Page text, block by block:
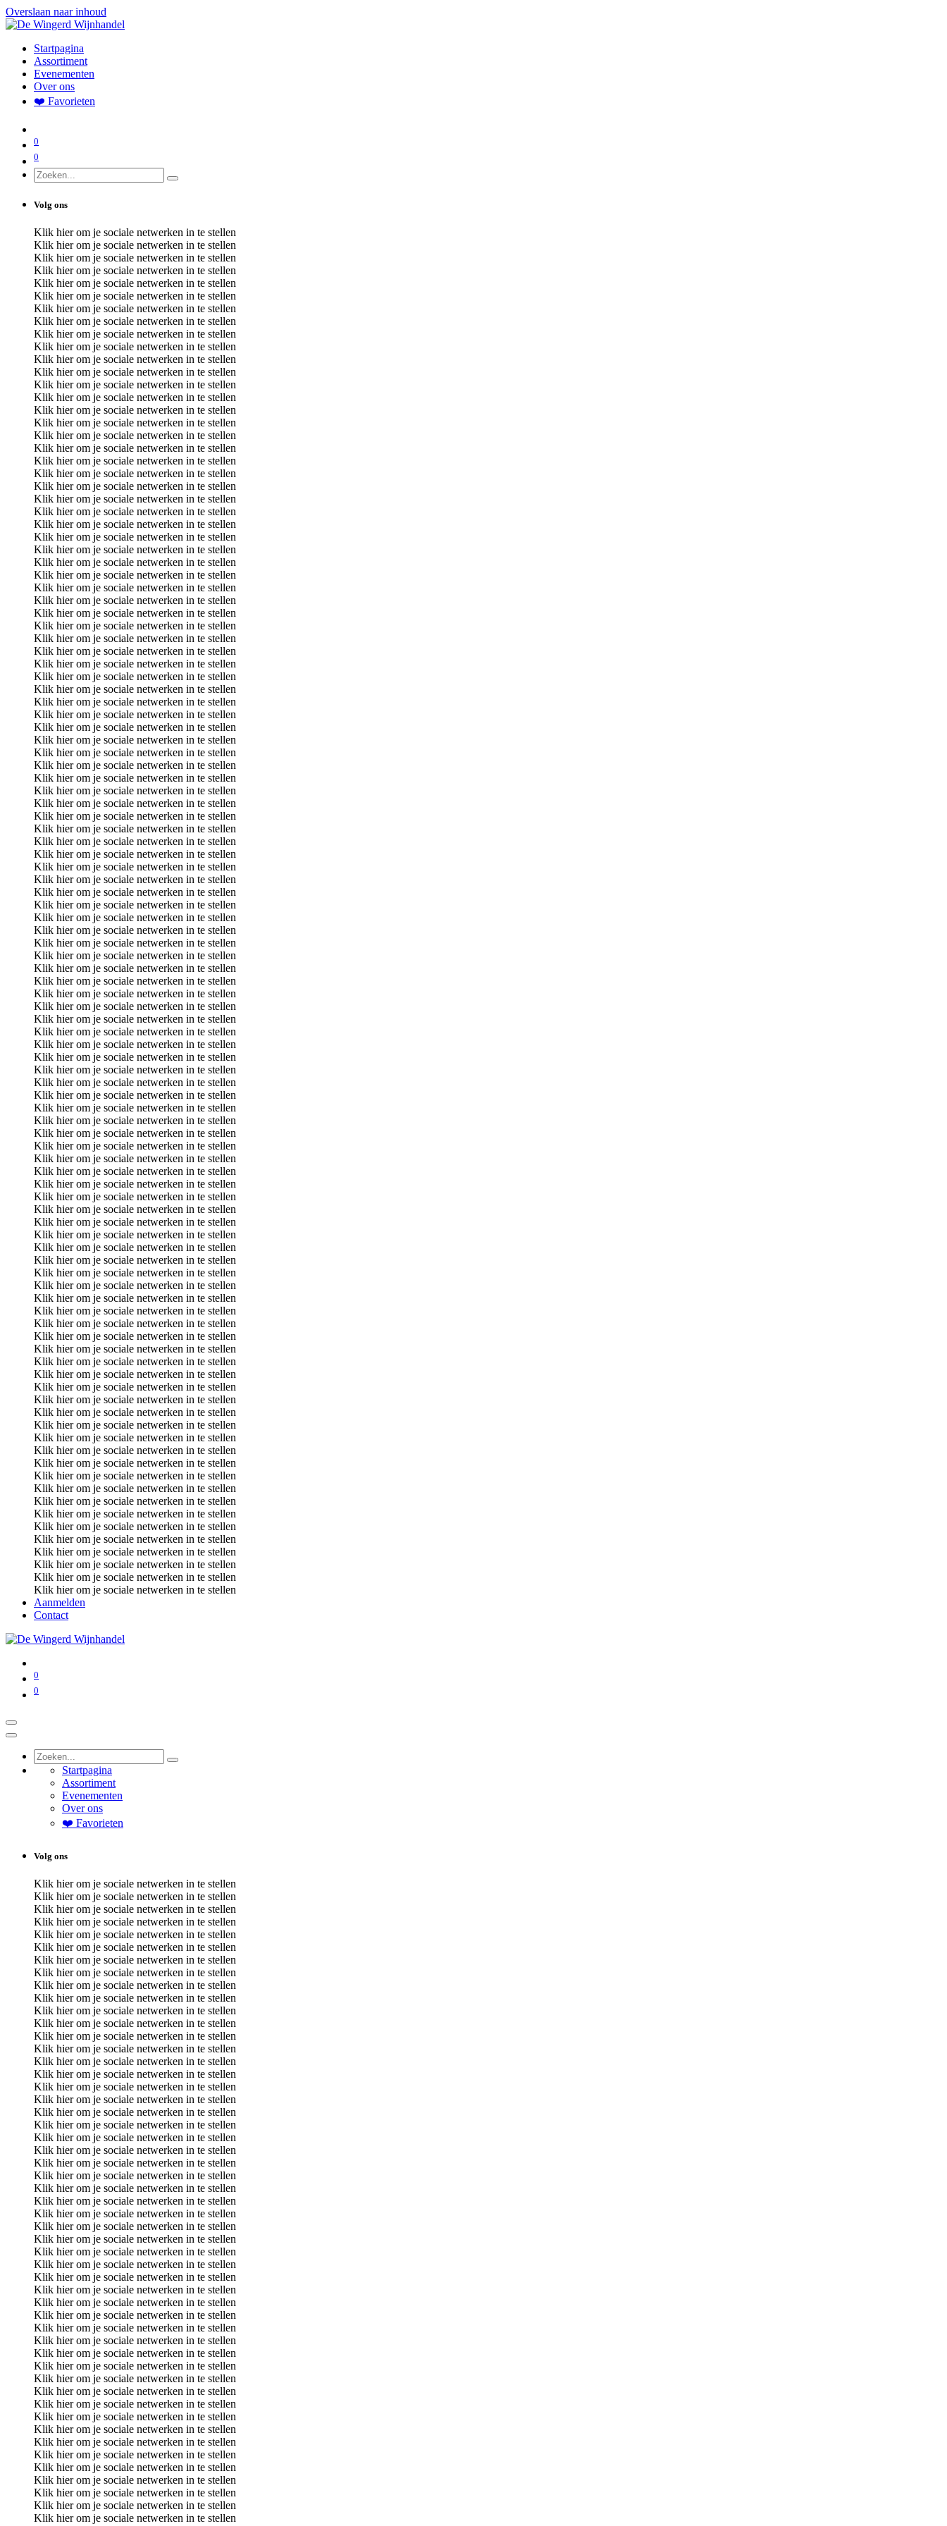
Overslaan naar inhoud
Startpagina
Assortiment
Evenementen
Over ons
❤️ Favorieten
0
0
Volg ons
Klik hier om je sociale netwerken in te stellen
Klik hier om je sociale netwerken in te stellen
Klik hier om je sociale netwerken in te stellen
Klik hier om je sociale netwerken in te stellen
Klik hier om je sociale netwerken in te stellen
Klik hier om je sociale netwerken in te stellen
Klik hier om je sociale netwerken in te stellen
Klik hier om je sociale netwerken in te stellen
Klik hier om je sociale netwerken in te stellen
Klik hier om je sociale netwerken in te stellen
Klik hier om je sociale netwerken in te stellen
Klik hier om je sociale netwerken in te stellen
Klik hier om je sociale netwerken in te stellen
Klik hier om je sociale netwerken in te stellen
Klik hier om je sociale netwerken in te stellen
Klik hier om je sociale netwerken in te stellen
Klik hier om je sociale netwerken in te stellen
Klik hier om je sociale netwerken in te stellen
Klik hier om je sociale netwerken in te stellen
Klik hier om je sociale netwerken in te stellen
Klik hier om je sociale netwerken in te stellen
Klik hier om je sociale netwerken in te stellen
Klik hier om je sociale netwerken in te stellen
Klik hier om je sociale netwerken in te stellen
Klik hier om je sociale netwerken in te stellen
Klik hier om je sociale netwerken in te stellen
Klik hier om je sociale netwerken in te stellen
Klik hier om je sociale netwerken in te stellen
Klik hier om je sociale netwerken in te stellen
Klik hier om je sociale netwerken in te stellen
Klik hier om je sociale netwerken in te stellen
Klik hier om je sociale netwerken in te stellen
Klik hier om je sociale netwerken in te stellen
Klik hier om je sociale netwerken in te stellen
Klik hier om je sociale netwerken in te stellen
Klik hier om je sociale netwerken in te stellen
Klik hier om je sociale netwerken in te stellen
Klik hier om je sociale netwerken in te stellen
Klik hier om je sociale netwerken in te stellen
Klik hier om je sociale netwerken in te stellen
Klik hier om je sociale netwerken in te stellen
Klik hier om je sociale netwerken in te stellen
Klik hier om je sociale netwerken in te stellen
Klik hier om je sociale netwerken in te stellen
Klik hier om je sociale netwerken in te stellen
Klik hier om je sociale netwerken in te stellen
Klik hier om je sociale netwerken in te stellen
Klik hier om je sociale netwerken in te stellen
Klik hier om je sociale netwerken in te stellen
Klik hier om je sociale netwerken in te stellen
Klik hier om je sociale netwerken in te stellen
Klik hier om je sociale netwerken in te stellen
Klik hier om je sociale netwerken in te stellen
Klik hier om je sociale netwerken in te stellen
Klik hier om je sociale netwerken in te stellen
Klik hier om je sociale netwerken in te stellen
Klik hier om je sociale netwerken in te stellen
Klik hier om je sociale netwerken in te stellen
Klik hier om je sociale netwerken in te stellen
Klik hier om je sociale netwerken in te stellen
Klik hier om je sociale netwerken in te stellen
Klik hier om je sociale netwerken in te stellen
Klik hier om je sociale netwerken in te stellen
Klik hier om je sociale netwerken in te stellen
Klik hier om je sociale netwerken in te stellen
Klik hier om je sociale netwerken in te stellen
Klik hier om je sociale netwerken in te stellen
Klik hier om je sociale netwerken in te stellen
Klik hier om je sociale netwerken in te stellen
Klik hier om je sociale netwerken in te stellen
Klik hier om je sociale netwerken in te stellen
Klik hier om je sociale netwerken in te stellen
Klik hier om je sociale netwerken in te stellen
Klik hier om je sociale netwerken in te stellen
Klik hier om je sociale netwerken in te stellen
Klik hier om je sociale netwerken in te stellen
Klik hier om je sociale netwerken in te stellen
Klik hier om je sociale netwerken in te stellen
Klik hier om je sociale netwerken in te stellen
Klik hier om je sociale netwerken in te stellen
Klik hier om je sociale netwerken in te stellen
Klik hier om je sociale netwerken in te stellen
Klik hier om je sociale netwerken in te stellen
Klik hier om je sociale netwerken in te stellen
Klik hier om je sociale netwerken in te stellen
Klik hier om je sociale netwerken in te stellen
Klik hier om je sociale netwerken in te stellen
Klik hier om je sociale netwerken in te stellen
Klik hier om je sociale netwerken in te stellen
Klik hier om je sociale netwerken in te stellen
Klik hier om je sociale netwerken in te stellen
Klik hier om je sociale netwerken in te stellen
Klik hier om je sociale netwerken in te stellen
Klik hier om je sociale netwerken in te stellen
Klik hier om je sociale netwerken in te stellen
Klik hier om je sociale netwerken in te stellen
Klik hier om je sociale netwerken in te stellen
Klik hier om je sociale netwerken in te stellen
Klik hier om je sociale netwerken in te stellen
Klik hier om je sociale netwerken in te stellen
Klik hier om je sociale netwerken in te stellen
Klik hier om je sociale netwerken in te stellen
Klik hier om je sociale netwerken in te stellen
Klik hier om je sociale netwerken in te stellen
Klik hier om je sociale netwerken in te stellen
Klik hier om je sociale netwerken in te stellen
Klik hier om je sociale netwerken in te stellen
Klik hier om je sociale netwerken in te stellen
Aanmelden
Contact
0
0
Startpagina
Assortiment
Evenementen
Over ons
❤️ Favorieten
Volg ons
Klik hier om je sociale netwerken in te stellen
Klik hier om je sociale netwerken in te stellen
Klik hier om je sociale netwerken in te stellen
Klik hier om je sociale netwerken in te stellen
Klik hier om je sociale netwerken in te stellen
Klik hier om je sociale netwerken in te stellen
Klik hier om je sociale netwerken in te stellen
Klik hier om je sociale netwerken in te stellen
Klik hier om je sociale netwerken in te stellen
Klik hier om je sociale netwerken in te stellen
Klik hier om je sociale netwerken in te stellen
Klik hier om je sociale netwerken in te stellen
Klik hier om je sociale netwerken in te stellen
Klik hier om je sociale netwerken in te stellen
Klik hier om je sociale netwerken in te stellen
Klik hier om je sociale netwerken in te stellen
Klik hier om je sociale netwerken in te stellen
Klik hier om je sociale netwerken in te stellen
Klik hier om je sociale netwerken in te stellen
Klik hier om je sociale netwerken in te stellen
Klik hier om je sociale netwerken in te stellen
Klik hier om je sociale netwerken in te stellen
Klik hier om je sociale netwerken in te stellen
Klik hier om je sociale netwerken in te stellen
Klik hier om je sociale netwerken in te stellen
Klik hier om je sociale netwerken in te stellen
Klik hier om je sociale netwerken in te stellen
Klik hier om je sociale netwerken in te stellen
Klik hier om je sociale netwerken in te stellen
Klik hier om je sociale netwerken in te stellen
Klik hier om je sociale netwerken in te stellen
Klik hier om je sociale netwerken in te stellen
Klik hier om je sociale netwerken in te stellen
Klik hier om je sociale netwerken in te stellen
Klik hier om je sociale netwerken in te stellen
Klik hier om je sociale netwerken in te stellen
Klik hier om je sociale netwerken in te stellen
Klik hier om je sociale netwerken in te stellen
Klik hier om je sociale netwerken in te stellen
Klik hier om je sociale netwerken in te stellen
Klik hier om je sociale netwerken in te stellen
Klik hier om je sociale netwerken in te stellen
Klik hier om je sociale netwerken in te stellen
Klik hier om je sociale netwerken in te stellen
Klik hier om je sociale netwerken in te stellen
Klik hier om je sociale netwerken in te stellen
Klik hier om je sociale netwerken in te stellen
Klik hier om je sociale netwerken in te stellen
Klik hier om je sociale netwerken in te stellen
Klik hier om je sociale netwerken in te stellen
Klik hier om je sociale netwerken in te stellen